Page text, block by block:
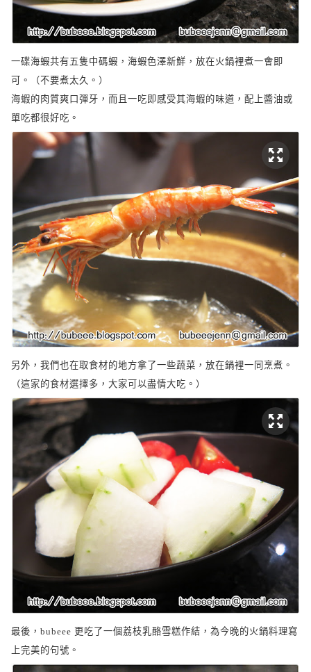
一碟海蝦共有五隻中碼蝦，海蝦色澤新鮮，放在火鍋裡煮一會即
可。（不要煮太久。）
海蝦的肉質爽口彈牙，而且一吃即感受其海蝦的味道，配上醬油或
單吃都很好吃。
另外，我們也在取食材的地方拿了一些蔬菜，放在鍋裡一同烹煮。
（這家的食材選擇多，大家可以盡情大吃。）
最後， bubeee 更吃了一個荔枝乳酪雪糕作結，為今晚的火鍋料理寫
上完美的句號。